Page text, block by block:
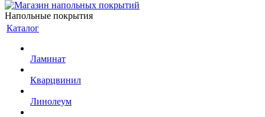
Напольные покрытия
Каталог
Ламинат
Кварцвинил
Линолеум